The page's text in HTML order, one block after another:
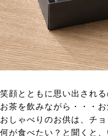
笑顔とともに思い出され
お茶を飲みながら・・・
おしゃべりのお供は、チ
何が食べたい？と聞くと